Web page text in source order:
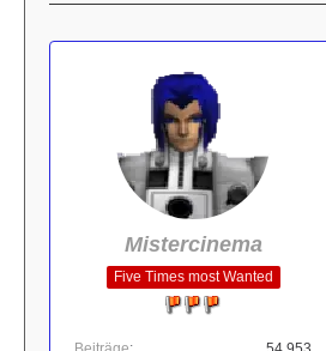
Mistercinema
Five Times most Wanted